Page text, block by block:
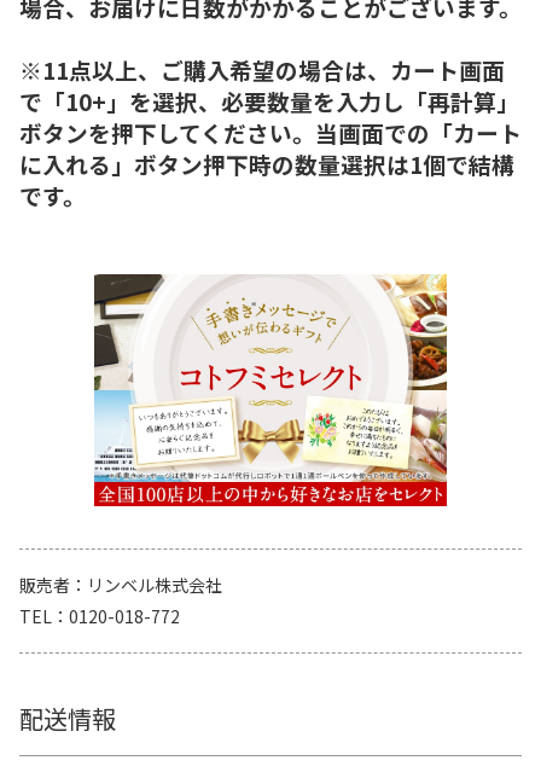
場合、お届けに日数がかかることがございます。
※11点以上、ご購入希望の場合は、カート画面
で「10+」を選択、必要数量を入力し「再計算」
ボタンを押下してください。当画面での「カート
に入れる」ボタン押下時の数量選択は1個で結構
です。
販売者
リンベル株式会社
TEL
0120-018-772
配送情報